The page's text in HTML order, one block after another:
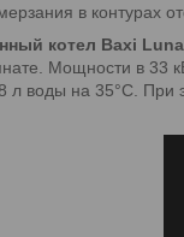
в контурах
котел Baxi
Мощности в
л воды на 35°C.